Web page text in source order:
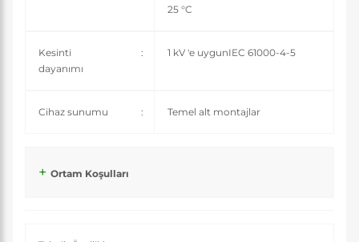
25 °C
Kesinti
dayanımı
: 1 kV 'e uygunIEC 61000-4-5
Cihaz sunumu : Temel alt montajlar
Ortam Koşulları